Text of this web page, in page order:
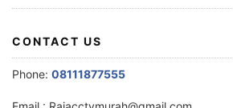
CONTACT US
Phone: 08111877555